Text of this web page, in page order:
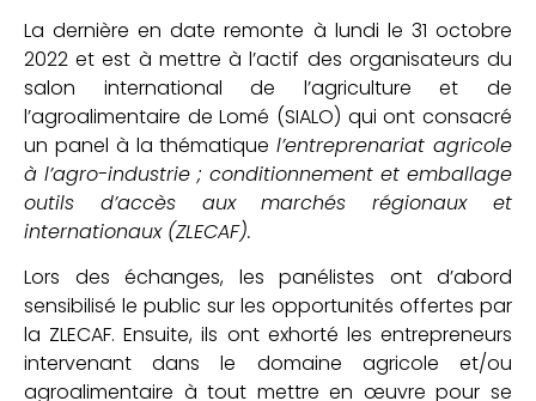
La dernière en date remonte à lundi le 31 octobre
2022 et est à mettre à l’actif des organisateurs du
salon international de l’agriculture et de
l’agroalimentaire de Lomé (SIALO) qui ont consacré
un panel à la thématiquel’entreprenariat agricole
à l’agro-industrie ; conditionnement et emballage
outils d’accès aux marchés régionaux et
internationaux (ZLECAF).
Lors des échanges, les panélistes ont d’abord
sensibilisé le public sur les opportunités offertes par
la ZLECAF. Ensuite, ils ont exhorté les entrepreneurs
intervenant dans le domaine agricole et/ou
agroalimentaire à tout mettre en œuvre pour se